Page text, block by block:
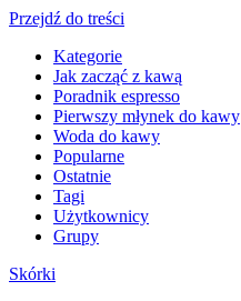
Przejdź do treści
Kategorie
Jak zacząć z kawą
Poradnik espresso
Pierwszy młynek do kawy
Woda do kawy
Popularne
Ostatnie
Tagi
Użytkownicy
Grupy
Skórki